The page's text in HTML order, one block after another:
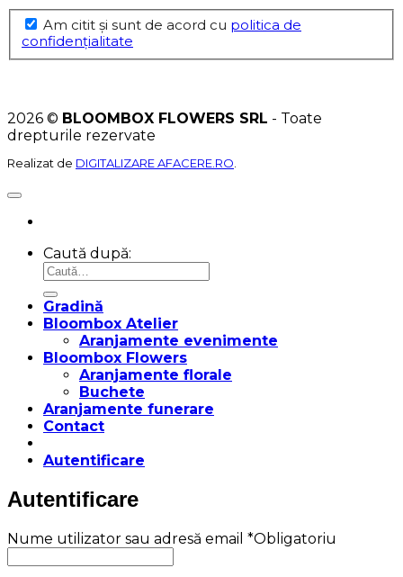
Am citit şi sunt de acord cu politica de
confidențialitate
2026 © BLOOMBOX FLOWERS SRL - Toate
drepturile rezervate
Realizat de DIGITALIZARE AFACERE.RO.
Caută după:
Gradină
Bloombox Atelier
Aranjamente evenimente
Bloombox Flowers
Aranjamente florale
Buchete
Aranjamente funerare
Contact
Autentificare
Autentificare
Nume utilizator sau adresă email *Obligatoriu